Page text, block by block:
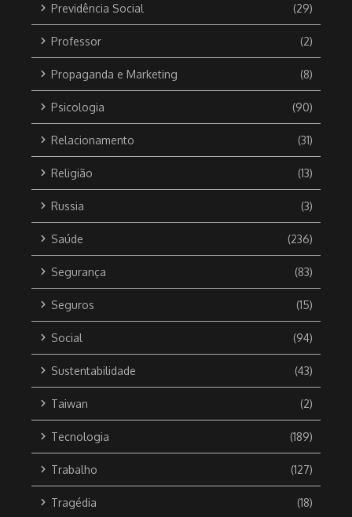
Previdência Social (29)
Professor (2)
Propaganda e Marketing (8)
Psicologia (90)
Relacionamento (31)
Religião (13)
Russia (3)
Saúde (236)
Segurança (83)
Seguros (15)
Social (94)
Sustentabilidade (43)
Taiwan (2)
Tecnologia (189)
Trabalho (127)
Tragédia (18)